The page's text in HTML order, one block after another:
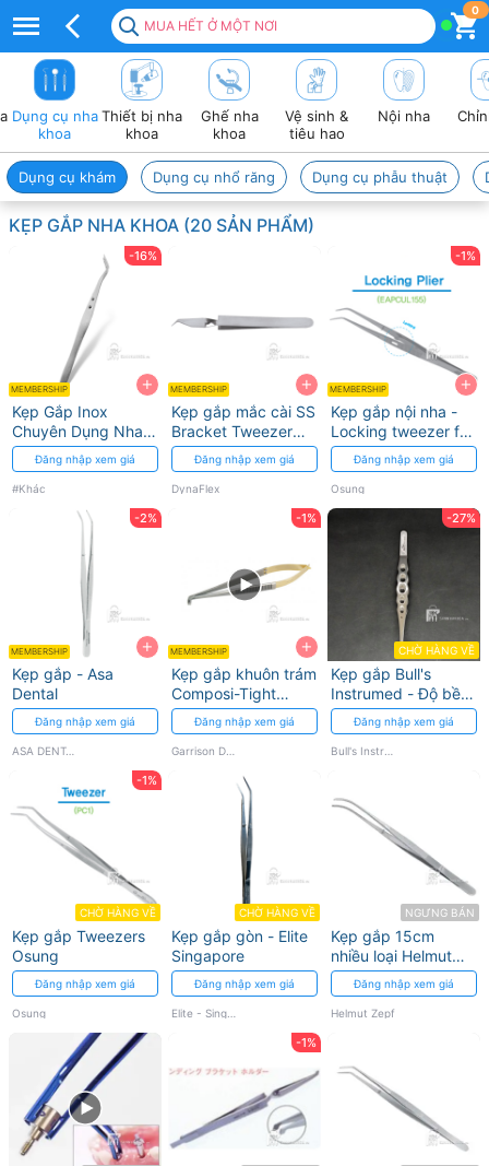
MUA HẾT Ở MỘT NƠI
0
Kẹp
gắp
nha
khoa
–
Dụng
cụ
thao
tác
chính
xác
trùng
Dụng cụ nha
khoa
Thiết bị nha
khoa
Ghế nha
khoa
Vệ sinh &
tiêu hao
Nội nha
Dụng cụ khám Dụng cụ nhổ răng Dụng cụ phẫu thuật
KẸP GẮP NHA KHOA (20 SẢN PHẨM)
-16%
+
MEMBERSHIP
Kẹp Gắp Inox
Chuyên Dụng Nha
Khoa - Độ Bền Và
Độ Chính Xác Cao
Đăng nhập xem giá
#Khác
+
MEMBERSHIP
Kẹp gắp mắc cài SS
Bracket Tweezer
DynaFlex
Đăng nhập xem giá
DynaFlex
-1%
+
MEMBERSHIP
Kẹp gắp nội nha -
Locking tweezer for
Endo Osung
Đăng nhập xem giá
Osung
-2%
+
MEMBERSHIP
Kẹp gắp - Asa
Dental
Đăng nhập xem giá
ASA DENTAL
-1%
+
MEMBERSHIP
Kẹp gắp khuôn trám
Composi-Tight
Garrison Garrison
Dental Solution
Đăng nhập xem giá
Garrison Dental Solution
-27%
CHỜ HÀNG VỀ
Kẹp gắp Bull's
Instrumed - Độ bền
cao, thao tác chính
xác
Đăng nhập xem giá
Bull's Instrumed
-1%
CHỜ HÀNG VỀ
Kẹp gắp Tweezers
Osung
Đăng nhập xem giá
Osung
CHỜ HÀNG VỀ
Kẹp gắp gòn - Elite
Singapore
Đăng nhập xem giá
Elite - Singappore
NGƯNG BÁN
Kẹp gắp 15cm
nhiều loại Helmut
ZepfĐăng nhập xem giá
Helmut Zepf
-1%